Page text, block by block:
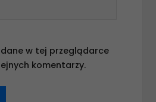
w tej przeglądarce
komentarzy.